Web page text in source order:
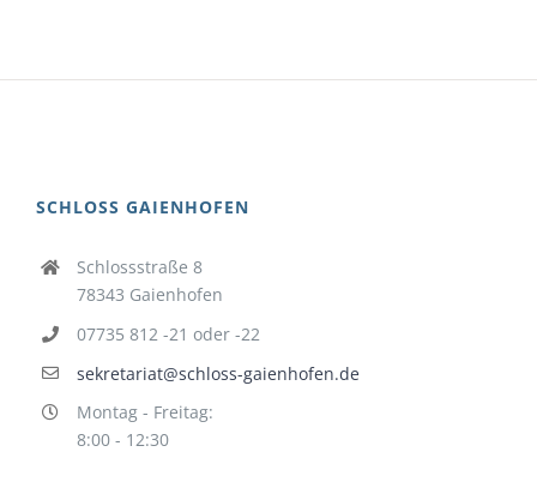
SCHLOSS GAIENHOFEN
Schlossstraße 8
78343 Gaienhofen
07735 812 -21 oder -22
sekretariat@schloss-gaienhofen.de
Montag - Freitag:
8:00 - 12:30